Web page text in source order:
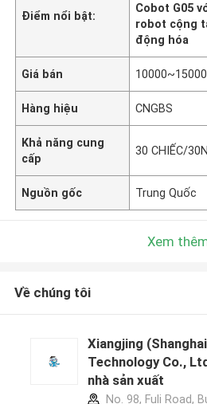
Điểm nổi bật:
Cobot G05
robot cộng
động hóa
Giá bán 10000~15000
Hàng hiệu CNGBS
Khả năng cung
cấp
30 CHIẾC/
Nguồn gốc Trung Quốc
Xem
Về chúng tôi
Xiangjing
Technology Co.,
nhà sản xuất
No. 98, Fuli Road,